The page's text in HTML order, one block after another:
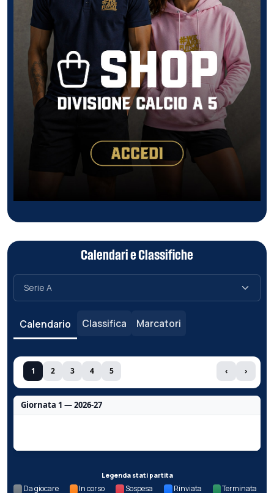
Calendari e Classifiche
Calendario Classifica Marcatori
1 2 3 4 5 ‹ ›
Giornata 1 — 2026-27
Legenda stati partita
Da giocare In corso Sospesa Rinviata Terminata